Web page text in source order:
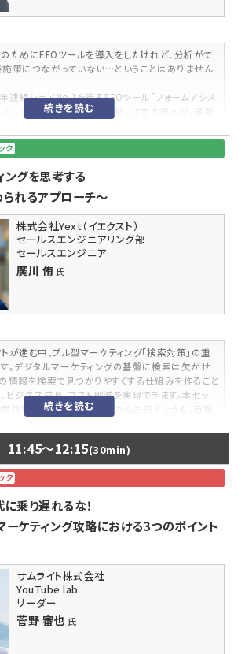
様々なAIプロジェクトを推進。AIビジネス推進や企
力を入れる。大学在学中に京都発ITベンチャーに
締役として、レコメンド・ビッグデータ・AI・海外コ
規事業を立ち上げる。その後、ZOZOグループに
企業やスタートアップ向けのAI研修やAI顧問も提
材になる」など。
ためにEFOツールを導入をしたけれど、分析がで
策につながっていない…ということはありません
連続シェアNo.1を誇るEFOツール「フォームアシス
として約1,000フォームを分析してきた樫木が、最新
ご存知の方に向けて、最新の改善施策や傾向につ
に関わっている方
たい方
にご興味のある方
最新トレンドについて知ることで、実際にサイト改
るお手伝いをいたします！
答えられる内容です
を導入するにあたって、最新のトレンドを知りたい
ているが、分析・改善施策の実施に至っていない
式会社ショーケースにてコンサルタントとして約5
般課題へのソリューション提供に従事。約1,000
もとに、大手金融クライアントへの提案施策でCV
ツール「フォームアシスト」のプロダクトリー
ェブ解析士協会が発行する公式テキスト「ウェブ解
スト」の監修に携わる。
続きを読む
ク
グを思考する
れるアプローチ〜
株式会社Yext（イエクスト）
セールスエンジニアリング部
セールスエンジニア
廣川 侑 氏
が進む中、プル型マーケティング「検索対策」の重
。デジタルマーケティングの基盤に検索は欠かせ
情報を検索で見つかりやすくする仕組みを作ること
ビジネス成長、コスト削減を実現できます。本セッ
索体験をリードするYextだからお伝えできる、市場
ます。
業/中堅企業向けの検索DXに関する内容です。
企業/中堅企業でウェブサイトやデジタルマーケ
る管理者/責任者向けのセッションです。
タルマーケティング戦略、ウェブサイト戦略を見直し
。
続きを読む
11:45〜12:15(30min)
ク
乗り遅れるな！
ーケティング攻略における3つのポイント
サムライト株式会社
YouTube lab.
リーダー
菅野 審也 氏